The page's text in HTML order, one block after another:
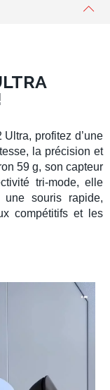
Ultra, profitez d’une
la précision et
59 g, son capteur
tri-mode, elle
souris rapide,
compétitifs et les